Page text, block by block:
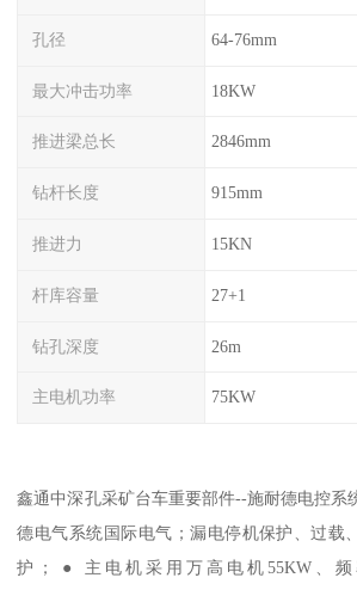
孔径 64-76mm
最大冲击功率 18KW
推进梁总长 2846mm
钻杆长度 915mm
推进力 15KN
杆库容量 27+1
钻孔深度 26m
主电机功率 75KW
鑫通中深孔采矿台车重要部件--施耐德电控系
德电气系统国际电气；漏电停机保护、过载
护； ● 主电机采用万高电机55KW、频